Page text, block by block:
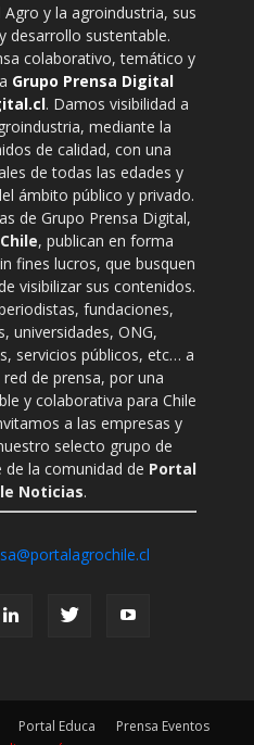
y la agroindustria, sus
desarrollo sustentable.
colaborativo, temático y
Grupo Prensa Digital
. Damos visibilidad a
mediante la
de calidad, con una
de todas las edades y
ámbito público y privado.
de Grupo Prensa Digital,
, publican en forma
fines lucros, que busquen
visibilizar sus contenidos.
fundaciones,
universidades, ONG,
servicios públicos, etc… a
de prensa, por una
y colaborativa para Chile
a las empresas y
selecto grupo de
de la comunidad de Portal
Noticias.
Portal Educa
Prensa Eventos